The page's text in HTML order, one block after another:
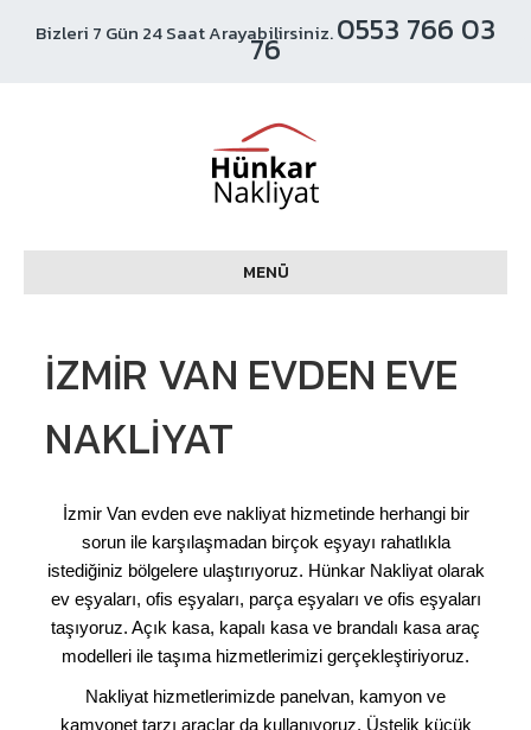
Bizleri 7 Gün 24 Saat Arayabilirsiniz.0553 766 03
76
MENÜ
İZMIR VAN EVDEN EVE
NAKLIYAT
İzmir Van evden eve nakliyat hizmetinde herhangi bir
sorun ile karşılaşmadan birçok eşyayı rahatlıkla
istediğiniz bölgelere ulaştırıyoruz. Hünkar Nakliyat olarak
ev eşyaları, ofis eşyaları, parça eşyaları ve ofis eşyaları
taşıyoruz. Açık kasa, kapalı kasa ve brandalı kasa araç
modelleri ile taşıma hizmetlerimizi gerçekleştiriyoruz.
Nakliyat hizmetlerimizde panelvan, kamyon ve
kamyonet tarzı araçlar da kullanıyoruz. Üstelik küçük